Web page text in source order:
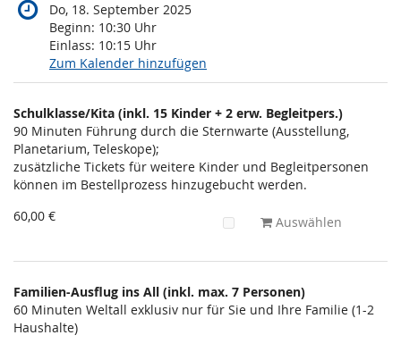
Do, 18. September 2025
Beginn: 10:30 Uhr
Einlass: 10:15 Uhr
Zum Kalender hinzufügen
Produkte
Unkategorisierte
Produkte
Schulklasse/Kita (inkl. 15 Kinder + 2 erw. Begleitpers.)
90 Minuten Führung durch die Sternwarte (Ausstellung,
Planetarium, Teleskope);
zusätzliche Tickets für weitere Kinder und Begleitpersonen
können im Bestellprozess hinzugebucht werden.
60,00 €
Auswählen
Familien-Ausflug ins All (inkl. max. 7 Personen)
60 Minuten Weltall exklusiv nur für Sie und Ihre Familie (1-2
Haushalte)